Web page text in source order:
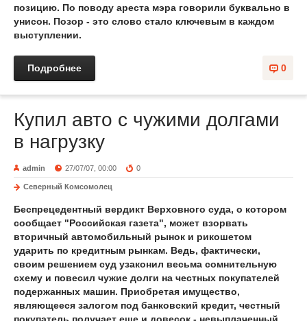
позицию. По поводу ареста мэра говорили буквально в
унисон. Позор - это слово стало ключевым в каждом
выступлении.
0
Подробнее
Купил авто с чужими долгами
в нагрузку
admin 27/07/07, 00:00 0
Северный Комсомолец
Беспрецедентный вердикт Верховного суда, о котором
сообщает "Российская газета", может взорвать
вторичный автомобильный рынок и рикошетом
ударить по кредитным рынкам. Ведь, фактически,
своим решением суд узаконил весьма сомнительную
схему и повесил чужие долги на честных покупателей
подержанных машин. Приобретая имущество,
являющееся залогом под банковский кредит, честный